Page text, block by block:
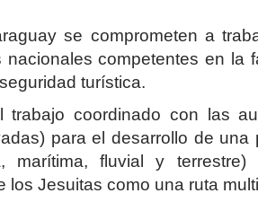
se comprometen a
nacionales competentes en la
turística.
trabajo coordinado con las
para el desarrollo de una
marítima, fluvial y
los Jesuitas como una ruta